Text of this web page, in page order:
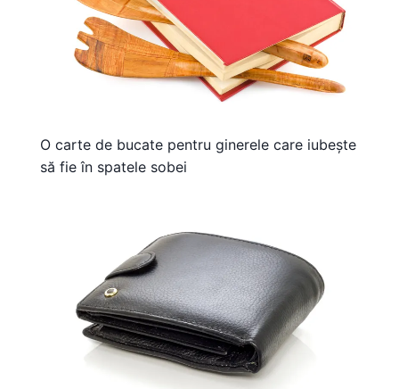
O carte de bucate pentru ginerele care iubește
să fie în spatele sobei